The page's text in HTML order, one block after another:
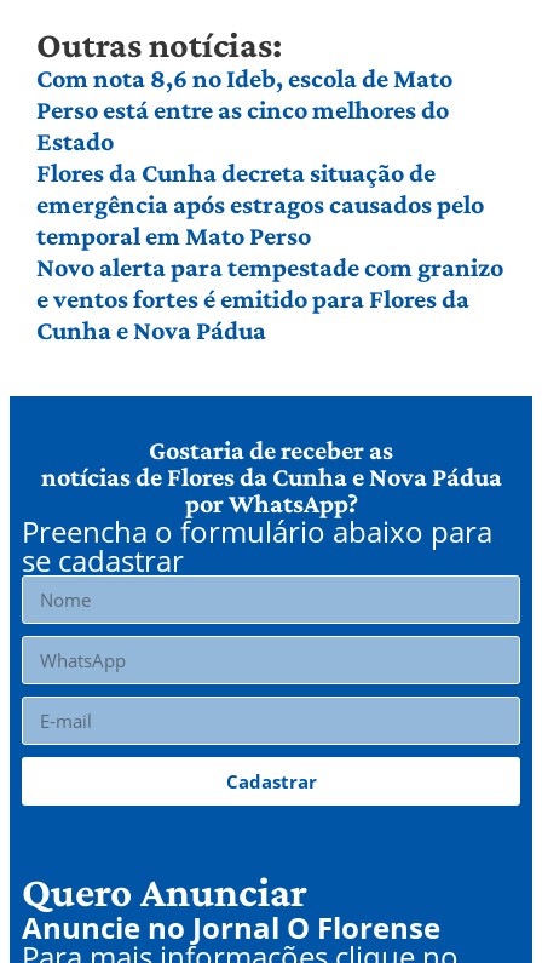
Outras notícias:
Com nota 8,6 no Ideb, escola de Mato
Perso está entre as cinco melhores do
Estado
Flores da Cunha decreta situação de
emergência após estragos causados pelo
temporal em Mato Perso
Novo alerta para tempestade com granizo
e ventos fortes é emitido para Flores da
Cunha e Nova Pádua
Gostaria de receber as
notícias de Flores da Cunha e Nova Pádua
por WhatsApp?
Preencha o formulário abaixo para
se cadastrar
Cadastrar
Quero Anunciar
Anuncie no Jornal O Florense